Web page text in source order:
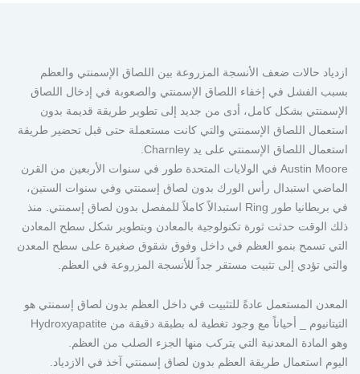
ازدياد حالات ضعف الأنسجة المزروعة بين اللصاق الإسمنتي والعظم
بسبب الفشل في إخفاء اللصاق الإسمنتي والصعوبة في إدخال اللصاق
الإسمنتي بشكل كامل، أدى من جديد إلى تطوير طريقة قديمة بدون
استعمال اللصاق الإسمنتي والتي كانت مستعملة حتى قبل تحضير طريقة
استعمال اللصاق الإسمنتي على يد Charnley.
Austin Moore في الولايات المتحدة طور في سنوات الأربعين من القرن
الماضي استبدال رأس الورك بدون لصاق إسمنتي وفي سنوات الستين،
في بريطانيا طور Ring استبدالاً كاملاً للمفصل بدون لصاق إسمنتي. منذ
ذلك الوقت حدثت ثورة تكنولوجية بالمعادن وبتطوير شكل سطح المعادن
التي تسمح بنمو العظم في داخل وفوق شقوق صغيرة على سطح المعدن
والتي تؤدي إلى تثبيت مستقر جداً للأنسجة المزروعة في العظم.
المعدن المستعمل عادةً للتثبيت في داخل العظم بدون لصاق إسمنتي هو
التيتانيوم _ أحياناً مع وجود تغطية له بطبقة دقيقة من Hydroxyapatite
وهو المادة المعدنية التي يتركب منها الجزء الصلب من العظم.
اليوم استعمال طريقة العظم بدون لصاق إسمنتي آخذ في الازدياد.